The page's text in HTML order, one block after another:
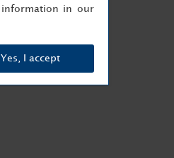
in our
Yes, I accept